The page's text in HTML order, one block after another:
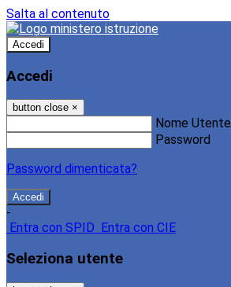
Salta al contenuto
Accedi
Accedi
button close ×
Nome Utente
Password
Password dimenticata?
-
Entra con SPID
Entra con CIE
Seleziona utente